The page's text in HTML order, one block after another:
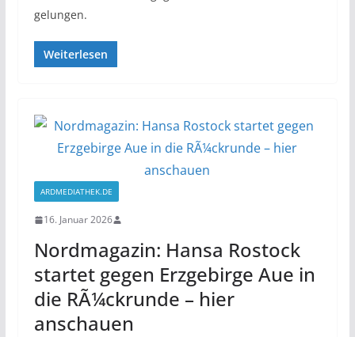
gelungen.
Weiterlesen
ARDMEDIATHEK.DE
16. Januar 2026
Nordmagazin: Hansa Rostock
startet gegen Erzgebirge Aue in
die RÃ¼ckrunde – hier
anschauen